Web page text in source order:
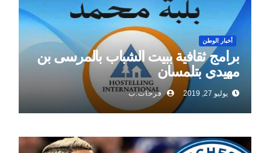
أخبار الوطن
برامج ثقافية ببيت الشباب بالمرسى بن
مهيدي بتلمسان
يوليو 27, 2019 فرحات.ب